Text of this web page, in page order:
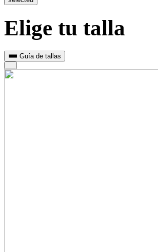
Elige tu talla
Guía de tallas